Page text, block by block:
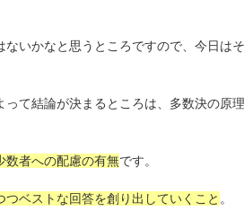
いかなと思うところですので、今日は
て結論が決まるところは、多数決の原
数者への配慮の有無です。
ベストな回答を創り出していくこと 。